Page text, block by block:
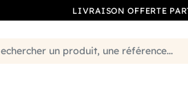
LIVRAISON OFFERTE